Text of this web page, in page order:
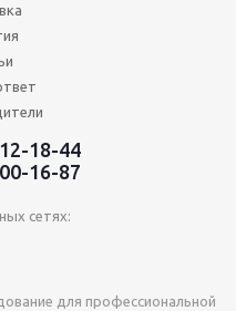
18-44
16-87
сетях:
для профессиональной